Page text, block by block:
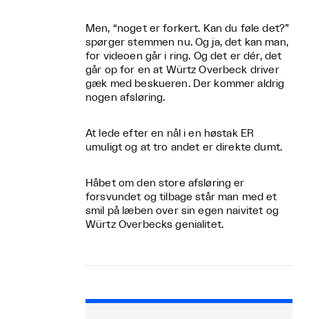
Men, “noget er forkert. Kan du føle det?”
spørger stemmen nu. Og ja, det kan man,
for videoen går i ring. Og det er dér, det
går op for en at Würtz Overbeck driver
gæk med beskueren. Der kommer aldrig
nogen afsløring.
At lede efter en nål i en høstak ER
umuligt og at tro andet er direkte dumt.
Håbet om den store afsløring er
forsvundet og tilbage står man med et
smil på læben over sin egen naivitet og
Würtz Overbecks genialitet.